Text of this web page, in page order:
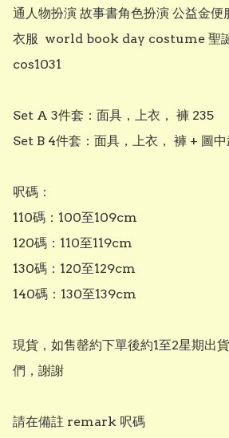
通人物扮演 故事書角色扮演 公益金便
衣服  world book day costume 聖
cos1031
Set A 3件套：面具，上衣， 褲 235
Set B 4件套：面具，上衣， 褲 + 圖
呎碼：
110碼：100至109cm
120碼：110至119cm
130碼：120至129cm
140碼：130至139cm
現貨，如售罄約下單後約1至2星期出
們，謝謝
請在備註 remark 呎碼